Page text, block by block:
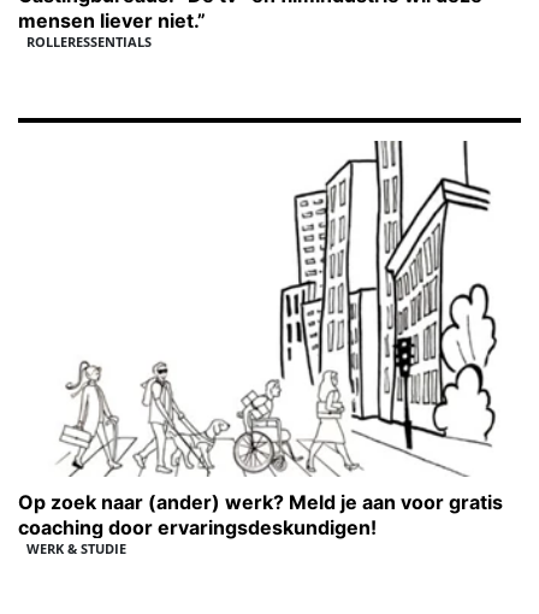
mensen liever niet.”
ROLLERESSENTIALS
Op zoek naar (ander) werk? Meld je aan voor gratis
coaching door ervaringsdeskundigen!
WERK & STUDIE